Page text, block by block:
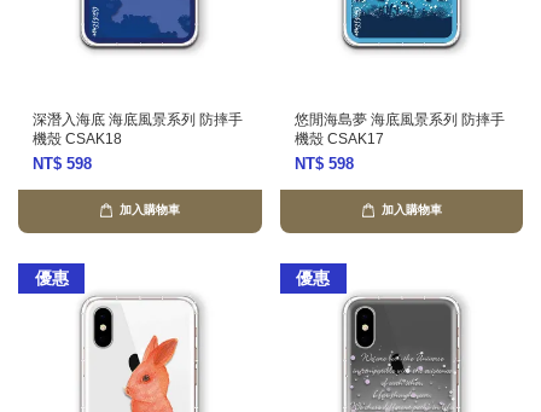
深潛入海底 海底風景系列 防摔手
機殼 CSAK18
NT$ 598
加入購物車
悠閒海島夢 海底風景系列 防摔手
機殼 CSAK17
NT$ 598
加入購物車
優惠 優惠